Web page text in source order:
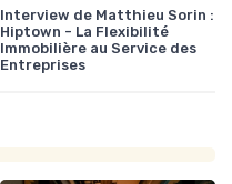
Interview de Matthieu Sorin :
Hiptown - La Flexibilité
Immobilière au Service des
Entreprises